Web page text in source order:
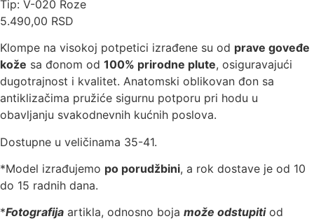
Tip: V-020 Roze
5.490,00 RSD
Klompe na visokoj potpetici izrađene su od prave goveđe
kože sa đonom od 100% prirodne plute, osiguravajući
dugotrajnost i kvalitet. Anatomski oblikovan đon sa
antiklizačima pružiće sigurnu potporu pri hodu u
obavljanju svakodnevnih kućnih poslova.
Dostupne u veličinama 35-41.
*Model izrađujemo po porudžbini, a rok dostave je od 10
do 15 radnih dana.
*Fotografija artikla, odnosno boja može odstupitiod